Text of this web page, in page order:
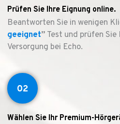
Prüfen Sie Ihre Eignung online.
Beantworten Sie in wenigen
geeignet” Test und prüfen
Versorgung bei Echo.
02
Wählen Sie Ihr Premium-